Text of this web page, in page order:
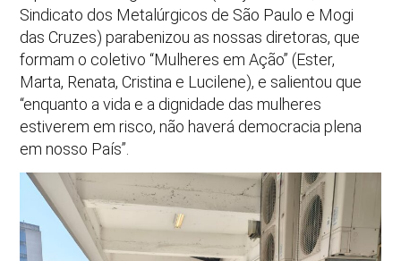
Sindicato dos Metalúrgicos de São Paulo e Mogi
das Cruzes) parabenizou as nossas diretoras, que
formam o coletivo “Mulheres em Ação” (Ester,
Marta, Renata, Cristina e Lucilene), e salientou que
“enquanto a vida e a dignidade das mulheres
estiverem em risco, não haverá democracia plena
em nosso País”.